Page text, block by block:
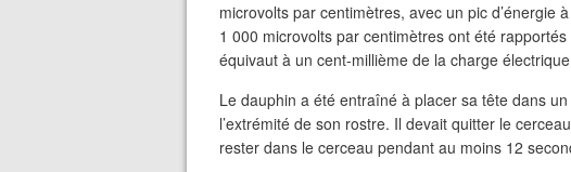
microvolts par centimètres, avec un pic d’énergie
1 000 microvolts par centimètres ont été
équivaut à un cent-millième de la charge
Le dauphin a été entraîné à placer sa tête dans
l’extrémité de son rostre. Il devait quitter le
rester dans le cerceau pendant au moins 12